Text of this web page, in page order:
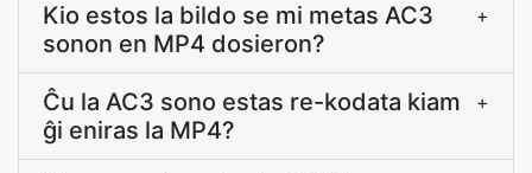
Kio estos la bildo se mi metas AC3
sonon en MP4 dosieron?
+
Ĉu la AC3 sono estas re-kodata kiam
ĝi eniras la MP4?
+